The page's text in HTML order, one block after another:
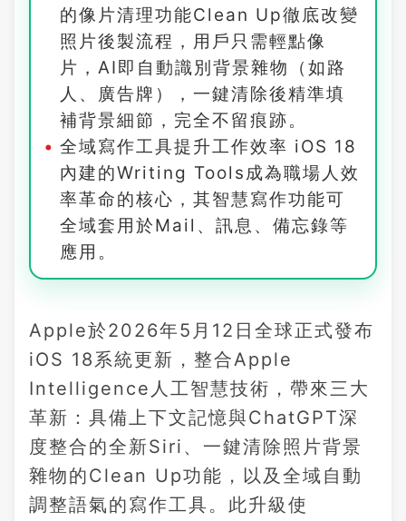
的像片清理功能Clean Up徹底改變
照片後製流程，用戶只需輕點像
片，AI即自動識別背景雜物（如路
人、廣告牌），一鍵清除後精準填
補背景細節，完全不留痕跡。
全域寫作工具提升工作效率 iOS 18
內建的Writing Tools成為職場人效
率革命的核心，其智慧寫作功能可
全域套用於Mail、訊息、備忘錄等
應用。
Apple於2026年5月12日全球正式發布
iOS 18系統更新，整合Apple
Intelligence人工智慧技術，帶來三大
革新：具備上下文記憶與ChatGPT深
度整合的全新Siri、一鍵清除照片背景
雜物的Clean Up功能，以及全域自動
調整語氣的寫作工具。此升級使